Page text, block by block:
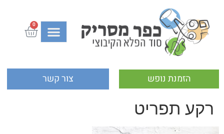
0
הזמנת נופש צור קשר
רקע תפריט